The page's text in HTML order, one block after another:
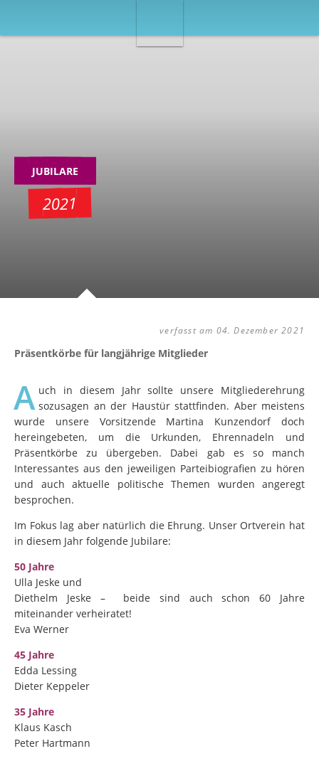
JUBILARE
2021
verfasst am 04. Dezember 2021
Präsentkörbe für langjährige Mitglieder
A uch in diesem Jahr sollte unsere Mitgliederehrung
sozusagen an der Haustür stattfinden. Aber meistens
wurde unsere Vorsitzende Martina Kunzendorf doch
hereingebeten, um die Urkunden, Ehrennadeln und
Präsentkörbe zu übergeben. Dabei gab es so manch
Interessantes aus den jeweiligen Parteibiografien zu hören
und auch aktuelle politische Themen wurden angeregt
besprochen.
Im Fokus lag aber natürlich die Ehrung. Unser Ortverein hat
in diesem Jahr folgende Jubilare:
50 Jahre
Ulla Jeske und
Diethelm Jeske – beide sind auch schon 60 Jahre
miteinander verheiratet!
Eva Werner
45 Jahre
Edda Lessing
Dieter Keppeler
35 Jahre
Klaus Kasch
Peter Hartmann